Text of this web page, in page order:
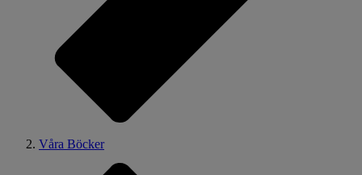
Våra Böcker